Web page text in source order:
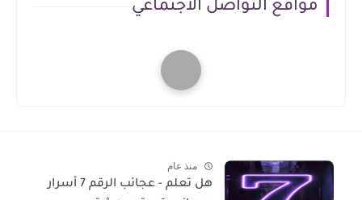
مواقع التواصل الاجتماعي
منذ عام
هل تعلم - عجائب الرقم 7 أسرار